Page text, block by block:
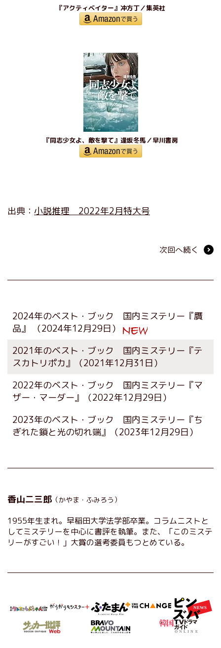
『アクティベイター』冲方丁／集英社
『同志少女よ、敵を撃て』逢坂冬馬／早川書房
出典： 小説推理 2022年2月特大号
次回へ続く
2024年のベスト・ブック 国内ミステリー『贋
品』
（2024年12月29日）
2021年のベスト・ブック 国内ミステリー『テ
スカトリポカ』
（2021年12月31日）
2022年のベスト・ブック 国内ミステリー『マ
ザー・マーダー』
（2022年12月29日）
2023年のベスト・ブック 国内ミステリー『ち
ぎれた鎖と光の切れ端』
（2023年12月29日）
香山二三郎 （かやま・ふみろう）
1955年生まれ。早稲田大学法学部卒業。コラムニストと
してミステリーを中心に書評を執筆。また、「このミステ
リーがすごい！」大賞の選考委員もつとめている。